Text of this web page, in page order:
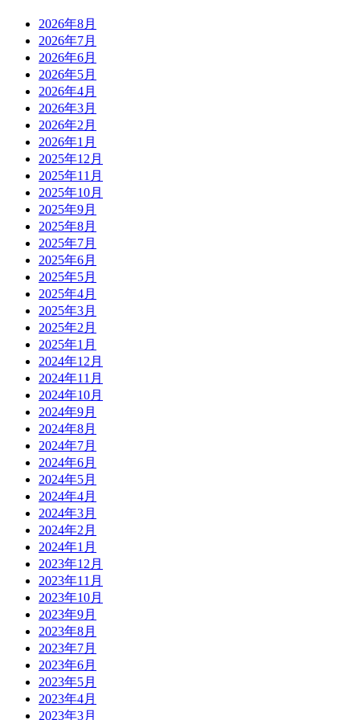
2026年8月
2026年7月
2026年6月
2026年5月
2026年4月
2026年3月
2026年2月
2026年1月
2025年12月
2025年11月
2025年10月
2025年9月
2025年8月
2025年7月
2025年6月
2025年5月
2025年4月
2025年3月
2025年2月
2025年1月
2024年12月
2024年11月
2024年10月
2024年9月
2024年8月
2024年7月
2024年6月
2024年5月
2024年4月
2024年3月
2024年2月
2024年1月
2023年12月
2023年11月
2023年10月
2023年9月
2023年8月
2023年7月
2023年6月
2023年5月
2023年4月
2023年3月